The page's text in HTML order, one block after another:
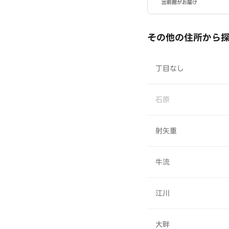
出前館がお届け
その他の住所から
丁目なし
石原
射矢重
牛流
江川
大畔